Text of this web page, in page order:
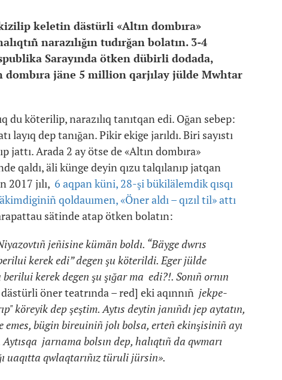
keletin dästürli «Altın dombıra»
narazılığın tudırğan bolatın. 3-4
Sarayında ötken dübirli dodada,
dombıra jäne 5 million qarjılay jülde Mwhtar
du köterilip, narazılıq tanıtqan edi. Oğan sebep:
layıq dep tanığan. Pikir ekige jarıldı. Biri sayıstı
jattı. Arada 2 ay ötse de «Altın dombıra»
qaldı, äli künge deyin qızu talqılanıp jatqan
2017 jılı, 6 aqpan küni, 28-şi bükilälemdik qısqı
qoldauımen, «Öner aldı – qızıl til» attı
sätinde atap ötken bolatın:
jeñisine kümän boldı. “Bäyge dwrıs
kerek edi” degen şu köterildi. Eger jülde
kerek degen şu şığar ma edi?!. Sonıñ ornın
öner teatrında – red] eki aqınnıñ jekpe-
köreyik dep şeştim. Aytıs deytin janıñdı jep aytatın,
emes, bügin bireuiniñ jolı bolsa, erteñ ekinşisiniñ ayı
jarnama bolsın dep, halıqtıñ da qwmarı
uaqıtta qwlaqtarıñız türuli jürsin».